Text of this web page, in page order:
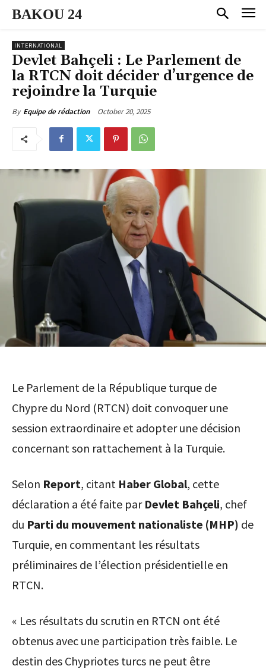
BAKOU 24
INTERNATIONAL
Devlet Bahçeli : Le Parlement de
la RTCN doit décider d’urgence de
rejoindre la Turquie
By Equipe de rédaction October 20, 2025
Le Parlement de la République turque de
Chypre du Nord (RTCN) doit convoquer une
session extraordinaire et adopter une décision
concernant son rattachement à la Turquie.
Selon Report, citant Haber Global, cette
déclaration a été faite par Devlet Bahçeli, chef
du Parti du mouvement nationaliste (MHP) de
Turquie, en commentant les résultats
préliminaires de l’élection présidentielle en
RTCN.
« Les résultats du scrutin en RTCN ont été
obtenus avec une participation très faible. Le
destin des Chypriotes turcs ne peut être